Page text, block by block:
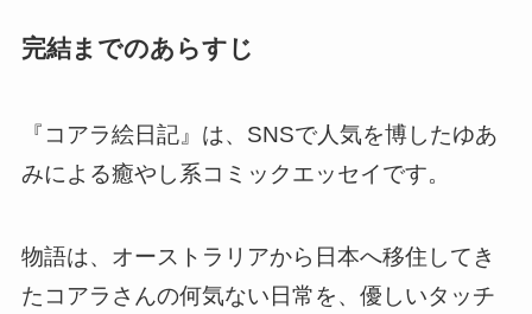
完結までのあらすじ
『コアラ絵日記』は、SNSで人気を博したゆあ
みによる癒やし系コミックエッセイです。
物語は、オーストラリアから日本へ移住してき
たコアラさんの何気ない日常を、優しいタッチ